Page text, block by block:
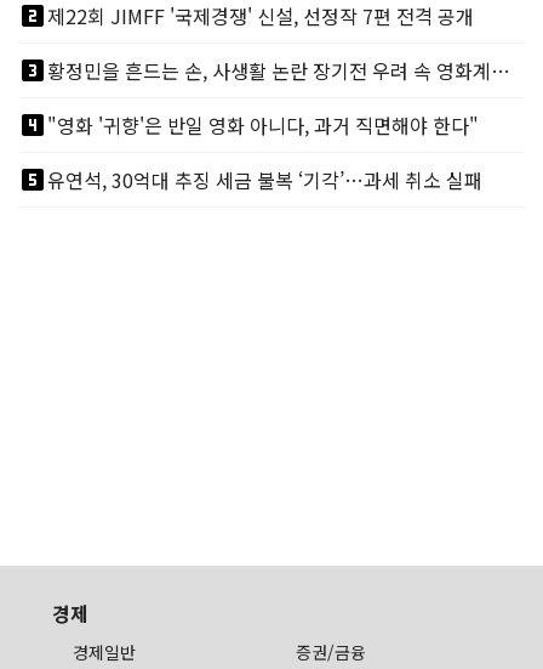
looks_two제22회 JIMFF '국제경쟁' 신설, 선정작 7편 전격 공개
looks_3
황정민을 흔드는 손, 사생활 논란 장기전 우려 속 영화계도 리스크
looks_4"영화 '귀향'은 반일 영화 아니다, 과거 직면해야 한다"
looks_5유연석, 30억대 추징 세금 불복 ‘기각’…과세 취소 실패
경제
경제일반 증권/금융